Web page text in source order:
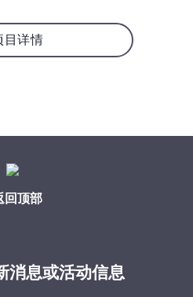
目详情
回顶部
消息或活动信息